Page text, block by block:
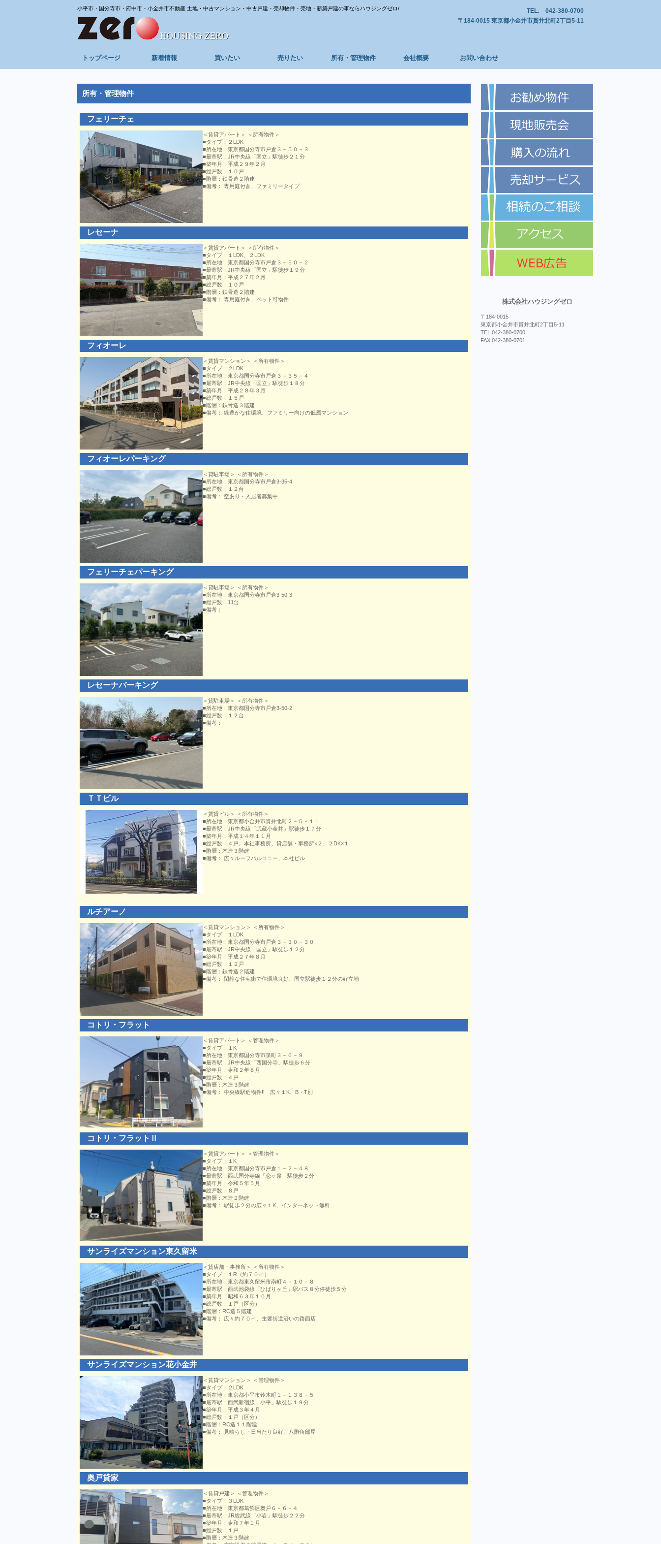
小平市・国分寺市・府中市・小金井市不動産 土地・中古マンション・中古戸建・売却物件・売地・新築戸建の事ならハウジングゼロ/ TEL.
042-380-0700
〒184-0015 東京都小金井市貫井北町2丁目5-11
所有・管理物件
フェリーチェ
＜賃貸アパート＞ ＜所有物件＞
■タイプ：２LDK
■所在地：東京都国分寺市戸倉３－５０－３
■最寄駅：JR中央線「国立」駅徒歩２１分
■築年月：平成２９年２月
■総戸数：１０戸
■階層：鉄骨造２階建
■備考： 専用庭付き、ファミリータイプ
レセーナ
＜賃貸アパート＞ ＜所有物件＞
■タイプ：１LDK、２LDK
■所在地：東京都国分寺市戸倉３－５０－２
■最寄駅：JR中央線「国立」駅徒歩１９分
■築年月：平成２７年２月
■総戸数：１０戸
■階層：鉄骨造２階建
■備考： 専用庭付き、ペット可物件
フィオーレ
＜賃貸マンション＞ ＜所有物件＞
■タイプ：２LDK
■所在地：東京都国分寺市戸倉３－３５－４
■最寄駅：JR中央線「国立」駅徒歩１８分
■築年月：平成２８年３月
■総戸数：１５戸
■階層：鉄骨造３階建
■備考： 緑豊かな住環境、ファミリー向けの低層マンション
フィオーレパーキング
＜貸駐車場＞ ＜所有物件＞
■所在地：東京都国分寺市戸倉3-35-4
■総戸数：１２台
■備考： 空あり・入居者募集中
フェリーチェパーキング
＜貸駐車場＞ ＜所有物件＞
■所在地：東京都国分寺市戸倉3-50-3
■総戸数：11台
■備考：
レセーナパーキング
＜貸駐車場＞ ＜所有物件＞
■所在地：東京都国分寺市戸倉3-50-2
■総戸数：１２台
■備考：
ＴＴビル
＜賃貸ビル＞ ＜所有物件＞
■所在地：東京都小金井市貫井北町２－５－１１
■最寄駅：JR中央線「武蔵小金井」駅徒歩１７分
■築年月：平成１４年１１月
■総戸数：４戸、本社事務所、貸店舗・事務所×２、２DK×１
■階層：木造３階建
■備考： 広々ルーフバルコニー、本社ビル
ルチアーノ
＜賃貸マンション＞ ＜所有物件＞
■タイプ：１LDK
■所在地：東京都国分寺市戸倉３－３０－３０
■最寄駅：JR中央線「国立」駅徒歩１２分
■築年月：平成２７年８月
■総戸数：１２戸
■階層：鉄骨造２階建
■備考： 閑静な住宅街で住環境良好、国立駅徒歩１２分の好立地
コトリ・フラット
＜賃貸アパート＞ ＜管理物件＞
■タイプ：１K
■所在地：東京都国分寺市泉町３－６－９
■最寄駅：JR中央線「西国分寺」駅徒歩６分
■築年月：令和２年８月
■総戸数：４戸
■階層：木造３階建
■備考： 中央線駅近物件!! 広々１K、B・T別
コトリ・フラットⅡ
＜賃貸アパート＞ ＜管理物件＞
■タイプ：１K
■所在地：東京都国分寺市戸倉１－２－４８
■最寄駅：西武国分寺線「恋ヶ窪」駅徒歩２分
■築年月：令和５年５月
■総戸数：８戸
■階層：木造２階建
■備考： 駅徒歩２分の広々１K、インターネット無料
サンライズマンション東久留米
＜貸店舗・事務所＞ ＜所有物件＞
■タイプ：１R（約７０㎡）
■所在地：東京都東久留米市南町４－１０－８
■最寄駅：西武池袋線「ひばりヶ丘」駅バス８分停徒歩５分
■築年月：昭和６３年１０月
■総戸数：１戸（区分）
■階層：RC造５階建
■備考： 広々約７０㎡、主要街道沿いの路面店
サンライズマンション花小金井
＜賃貸マンション＞ ＜管理物件＞
■タイプ：２LDK
■所在地：東京都小平市鈴木町１－１３８－５
■最寄駅：西武新宿線「小平」駅徒歩１９分
■築年月：平成３年４月
■総戸数：１戸（区分）
■階層：RC造１１階建
■備考： 見晴らし・日当たり良好、八階角部屋
奥戸貸家
＜賃貸戸建＞ ＜管理物件＞
■タイプ：３LDK
■所在地：東京都葛飾区奥戸６－６－４
■最寄駅：JR総武線「小岩」駅徒歩２２分
■築年月：令和７年１月
■総戸数：１戸
■階層：木造３階建
トップページ 新着情報 買いたい 売りたい 所有・管理物件 会社概要 お問い合わせ
株式会社ハウジングゼロ
〒184-0015
東京都小金井市貫井北町2丁目5-11
TEL 042-380-0700
FAX 042-380-0701